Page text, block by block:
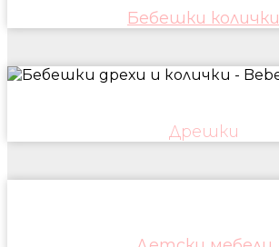
Бебешки колички
Дрешки